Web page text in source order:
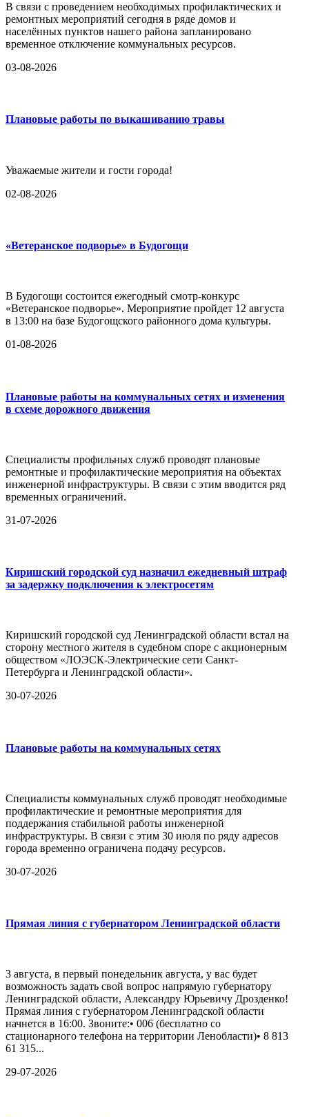
В связи с проведением необходимых профилактических и
ремонтных мероприятий сегодня в ряде домов и
населённых пунктов нашего района запланировано
временное отключение коммунальных ресурсов.
03-08-2026
Плановые работы по выкашиванию травы
Уважаемые жители и гости города!
02-08-2026
«Ветеранское подворье» в Будогощи
В Будогощи состоится ежегодный смотр-конкурс
«Ветеранское подворье». Мероприятие пройдет 12 августа
в 13:00 на базе Будогощского районного дома культуры.
01-08-2026
Плановые работы на коммунальных сетях и изменения
в схеме дорожного движения
Специалисты профильных служб проводят плановые
ремонтные и профилактические мероприятия на объектах
инженерной инфраструктуры. В связи с этим вводится ряд
временных ограничений.
31-07-2026
Киришский городской суд назначил ежедневный штраф
за задержку подключения к электросетям
Киришский городской суд Ленинградской области встал на
сторону местного жителя в судебном споре с акционерным
обществом «ЛОЭСК-Электрические сети Санкт-
Петербурга и Ленинградской области».
30-07-2026
Плановые работы на коммунальных сетях
Специалисты коммунальных служб проводят необходимые
профилактические и ремонтные мероприятия для
поддержания стабильной работы инженерной
инфраструктуры. В связи с этим 30 июля по ряду адресов
города временно ограничена подачу ресурсов.
30-07-2026
Прямая линия с губернатором Ленинградской области
3 августа, в первый понедельник августа, у вас будет
возможность задать свой вопрос напрямую губернатору
Ленинградской области, Александру Юрьевичу Дрозденко!
Прямая линия с губернатором Ленинградской области
начнется в 16:00. Звоните:• 006 (бесплатно со
стационарного телефона на территории Ленобласти)• 8 813
61 315...
29-07-2026